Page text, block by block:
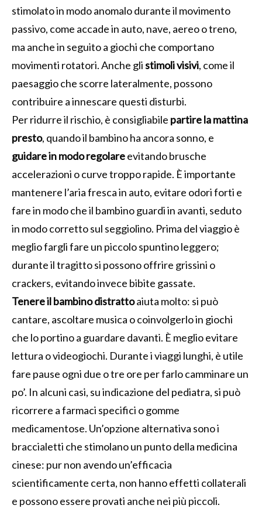
stimolato in modo anomalo durante il movimento
passivo, come accade in auto, nave, aereo o treno,
ma anche in seguito a giochi che comportano
movimenti rotatori. Anche glistimoli visivi, come il
paesaggio che scorre lateralmente, possono
contribuire a innescare questi disturbi.
Per ridurre il rischio, è consigliabile partire la mattina
presto, quando il bambino ha ancora sonno, e
guidare in modo regolareevitando brusche
accelerazioni o curve troppo rapide. È importante
mantenere l’aria fresca in auto, evitare odori forti e
fare in modo che il bambino guardi in avanti, seduto
in modo corretto sul seggiolino. Prima del viaggio è
meglio fargli fare un piccolo spuntino leggero;
durante il tragitto si possono offrire grissini o
crackers, evitando invece bibite gassate.
Tenere il bambino distrattoaiuta molto: si può
cantare, ascoltare musica o coinvolgerlo in giochi
che lo portino a guardare davanti. È meglio evitare
lettura o videogiochi. Durante i viaggi lunghi, è utile
fare pause ogni due o tre ore per farlo camminare un
po’. In alcuni casi, su indicazione del pediatra, si può
ricorrere a farmaci specifici o gomme
medicamentose. Un’opzione alternativa sono i
braccialetti che stimolano un punto della medicina
cinese: pur non avendo un’efficacia
scientificamente certa, non hanno effetti collaterali
e possono essere provati anche nei più piccoli.